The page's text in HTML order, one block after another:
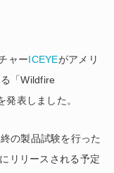
ャーICEYEがアメリ
「Wildfire
表しました。
の製品試験を行った
リリースされる予定